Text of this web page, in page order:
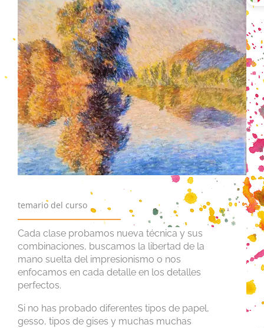
temario del curso
Cada clase probamos nueva técnica y sus
combinaciones, buscamos la libertad de la
mano suelta del impresionismo o nos
enfocamos en cada detalle en los detalles
perfectos.
Si no has probado diferentes tipos de papel,
gesso, tipos de gises y muchas muchas